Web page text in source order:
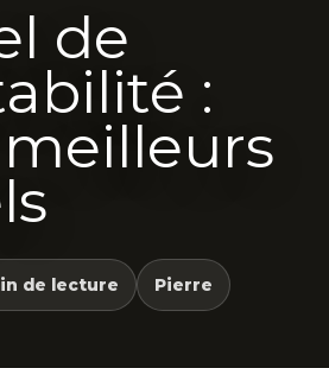
de
:
de lecture Pierre